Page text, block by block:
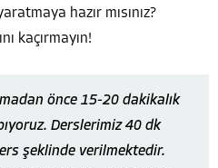
hazır mısınız?
kaçırmayın!
önce 15-20 dakikalık
Derslerimiz 40 dk
şeklinde verilmektedir.